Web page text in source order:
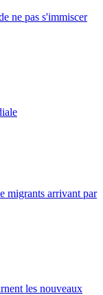
ne pas s'immiscer
migrants arrivant par
les nouveaux